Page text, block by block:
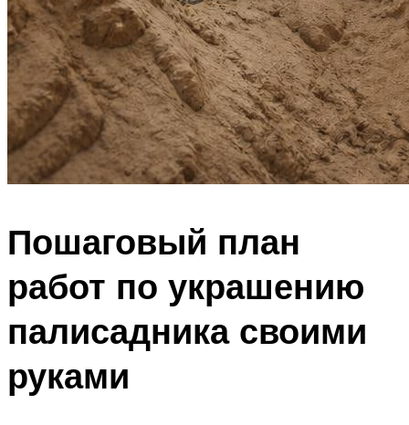
Пошаговый план
работ по украшению
палисадника своими
руками